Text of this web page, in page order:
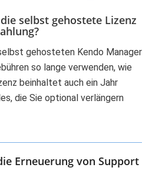
selbst gehostete Lizenz
gehosteten Kendo Manager
so lange verwenden, wie
beinhaltet auch ein Jahr
die Sie optional verlängern
Erneuerung von Support